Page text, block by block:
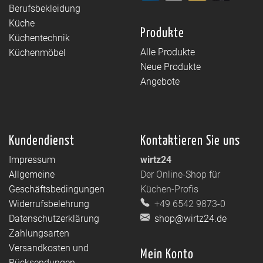
Berufsbekleidung
Küche
Küchentechnik
Küchenmöbel
Produkte
Alle Produkte
Neue Produkte
Angebote
Kundendienst
Impressum
Allgemeine
Geschäftsbedingungen
Widerrufsbelehrung
Datenschutzerklärung
Zahlungsarten
Versandkosten und
Kontaktieren Sie uns
wirtz24
Der Online-Shop für
Küchen-Profis
+49 6542 9873-0
shop@wirtz24.de
Mein Konto